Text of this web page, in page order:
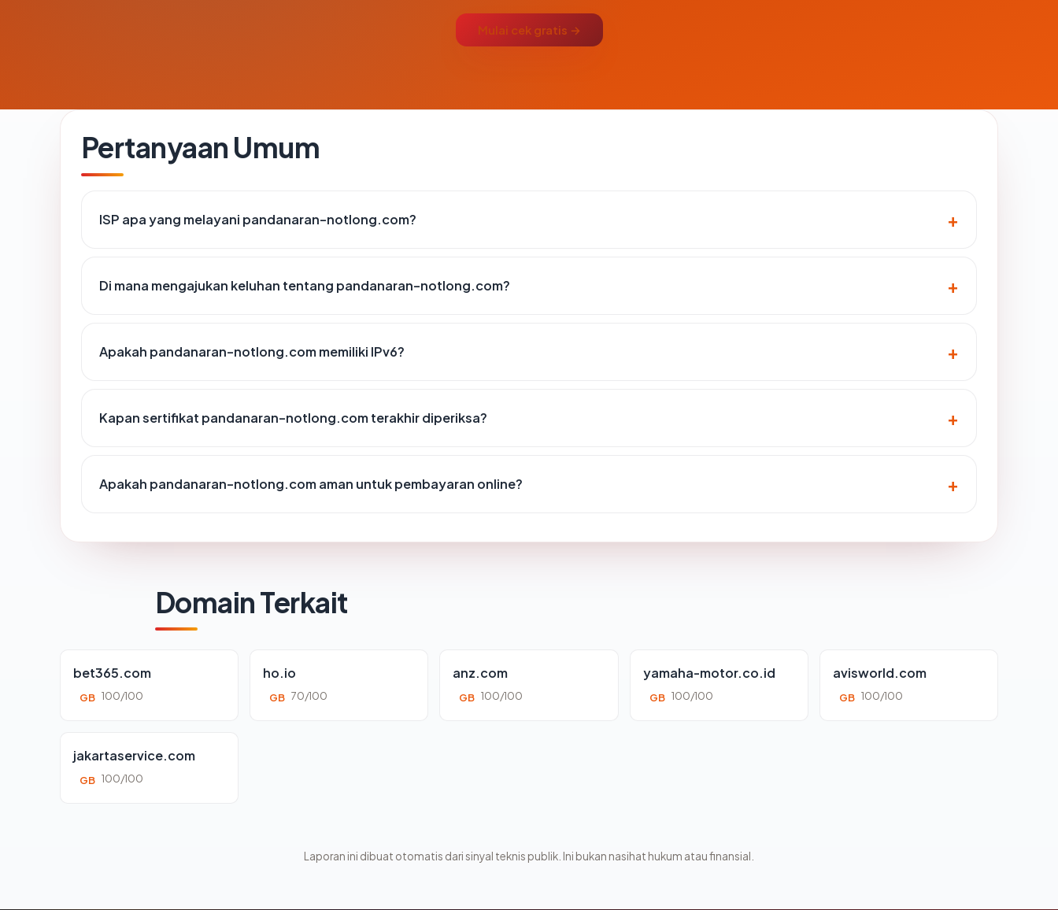
Mulai cek gratis →
Pertanyaan Umum
ISP apa yang melayani pandanaran-notlong.com?
Di mana mengajukan keluhan tentang pandanaran-notlong.com?
Apakah pandanaran-notlong.com memiliki IPv6?
Kapan sertifikat pandanaran-notlong.com terakhir diperiksa?
Apakah pandanaran-notlong.com aman untuk pembayaran online?
Domain Terkait
bet365.com
GB 100/100
ho.io
GB 70/100
anz.com
GB 100/100
yamaha-motor.co.id
GB 100/100
avisworld.com
GB 100/100
jakartaservice.com
GB 100/100
Laporan ini dibuat otomatis dari sinyal teknis publik. Ini bukan nasihat hukum atau finansial.